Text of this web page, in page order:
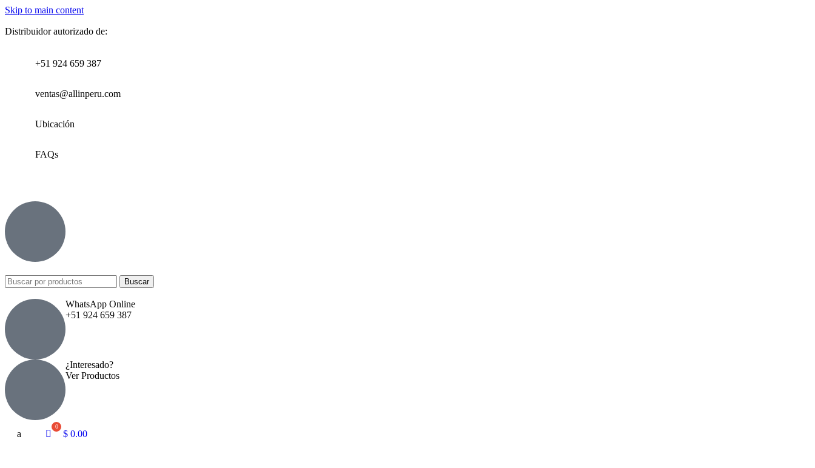
Skip to main content
Distribuidor autorizado de:
+51 924 659 387
ventas@allinperu.com
Ubicación
FAQs
Buscar
WhatsApp Online
+51 924 659 387
¿Interesado?
Ver Productos
a $ 0.00